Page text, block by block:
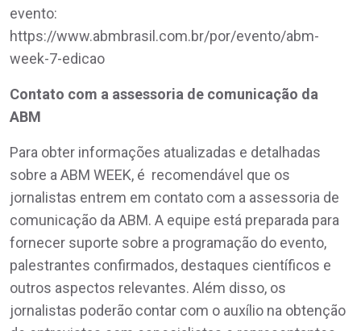
evento:
https://www.abmbrasil.com.br/por/evento/abm-
week-7-edicao
Contato com a assessoria de comunicação da
ABM
Para obter informações atualizadas e detalhadas
sobre a ABM WEEK, é recomendável que os
jornalistas entrem em contato com a assessoria de
comunicação da ABM. A equipe está preparada para
fornecer suporte sobre a programação do evento,
palestrantes confirmados, destaques científicos e
outros aspectos relevantes. Além disso, os
jornalistas poderão contar com o auxílio na obtenção